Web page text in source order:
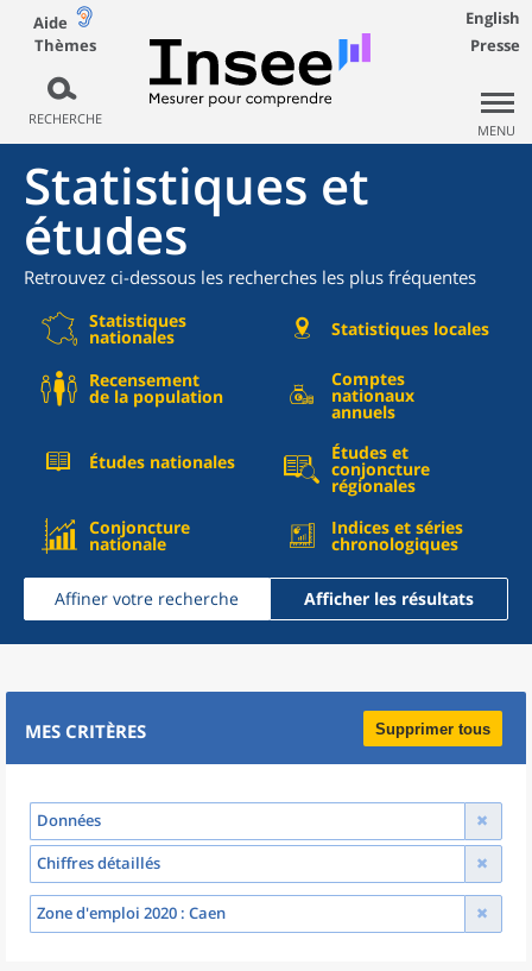
Aide
Thèmes
RECHERCHE
English
Presse
MENU
Statistiques et
études
Retrouvez ci-dessous les recherches les plus fréquentes
Statistiques
nationales Statistiques locales
Recensement
de la population
Comptes
nationaux
annuels
Études nationales Études et
conjoncture
régionales
Conjoncture
nationale
Indices et séries
chronologiques
Affiner votre recherche Afficher les résultats
MES CRITÈRES Supprimer tous
Données
Chiffres détaillés
Zone d'emploi 2020 : Caen